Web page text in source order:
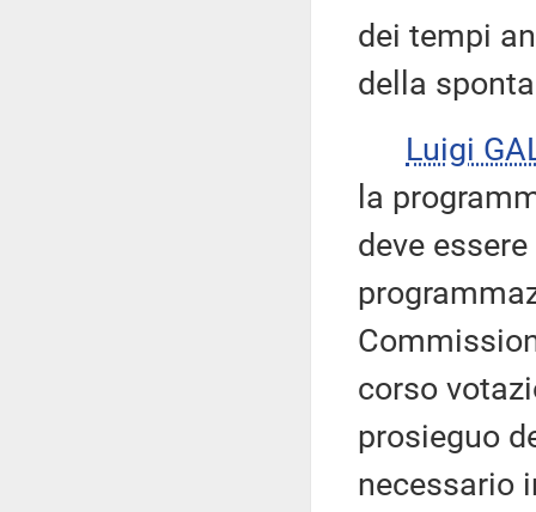
dei tempi
della
Luigi
la
deve
corso
prosieguo
necessario